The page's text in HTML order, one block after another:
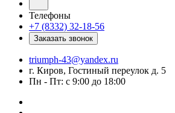
Телефоны
+7 (8332) 32-18-56
Заказать звонок
triumph-43@yandex.ru
г. Киров, Гостиный переулок д. 5
Пн - Пт: с 9:00 до 18:00